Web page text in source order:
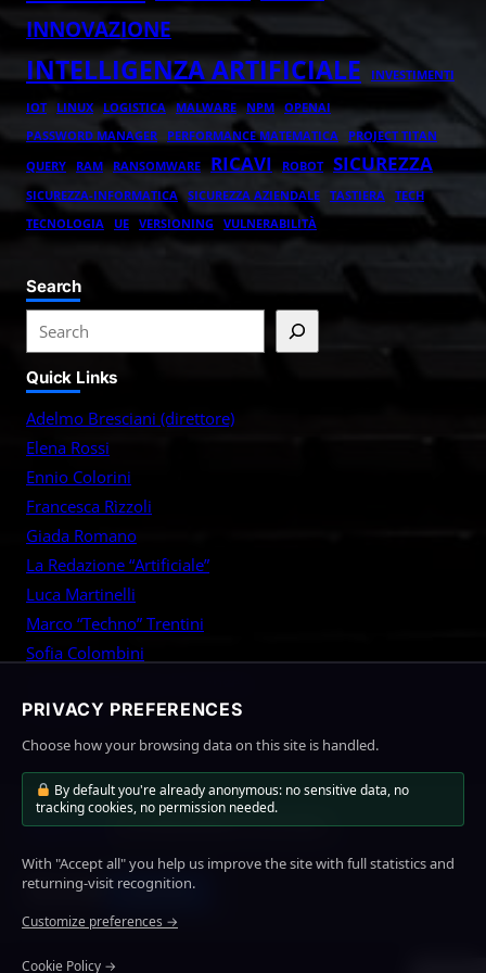
INNOVAZIONE
INTELLIGENZA ARTIFICIALE INVESTIMENTI
IOT LINUX LOGISTICA MALWARE NPM
OPENAI
PASSWORD MANAGER
PERFORMANCE MATEMATICA
PROJECT TITAN
QUERY
RAM RANSOMWARE RICAVI ROBOT SICUREZZA
SICUREZZA-INFORMATICA SICUREZZA AZIENDALE TASTIERA
TECH
TECNOLOGIA
UE VERSIONING VULNERABILITÀ
Search
e
a
r
Quick Links
Adelmo Bresciani (direttore)
Elena Rossi
Ennio Colorini
Francesca Rìzzoli
Giada Romano
La Redazione “Artificiale”
Luca Martinelli
Marco “Techno” Trentini
Sofia Colombini
Vittorio Sarti
MioLinkHomeNewsAbout UsContact
Facebook
Twitter
YouTube
Subscribe
PRIVACY PREFERENCES
Choose how your browsing data on this site is handled.
By default you're already anonymous: no sensitive data, no
tracking cookies, no permission needed.
With "Accept all" you help us improve the site with full statistics and
returning-visit recognition.
Customize preferences →
Cookie Policy →